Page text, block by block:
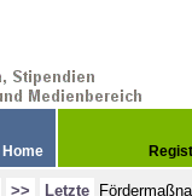
Home
>> Letzte